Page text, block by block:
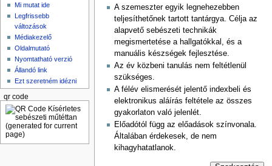
A szemeszter egyik legnehezebben
teljesíthetőnek tartott tantárgya. Célja az
alapvető sebészeti technikák
megismertetése a hallgatókkal, és a
manuális készségek fejlesztése.
Az év közbeni tanulás nem feltétlenül
szükséges.
A félév elismerését jelentő indexbeli és
elektronikus aláírás feltétele az összes
gyakorlaton való jelenlét.
Előadótól függ az előadások színvonala.
Általában érdekesek, de nem
kihagyhatatlanok.
Mi mutat ide
Legfrissebb
változások
Médiakezelő
Oldalmutató
Nyomtatható verzió
Állandó link
Ezt szeretném idézni
qr code